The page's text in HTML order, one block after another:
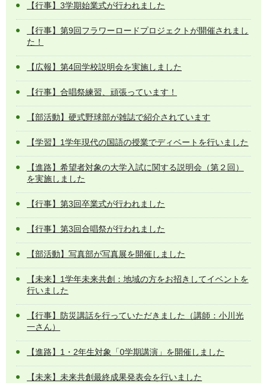
【行事】3学期始業式が行われました
【行事】第9回フラワーロードプロジェクトが開催されまし
た！
【広報】第4回学校説明会を実施しました
【行事】合唱祭練習、頑張っています！
【部活動】硬式野球部が雑誌で紹介されています
【学習】1学年現代の国語の授業でディベートを行いました
【進路】希望者対象の大学入試に関する説明会（第２回）
を実施しました
【行事】第3回卒業式が行われました
【行事】第3回合唱祭が行われました
【部活動】写真部が写真展を開催しました
【未来】1学年未来共創：地域の方をお招きしてイベントを
行いました
【行事】防災講話を行っていただきました（講師：小川光
一さん）
【進路】1・2年生対象「0学期講演」を開催しました
【未来】未来共創最終成果発表会を行いました